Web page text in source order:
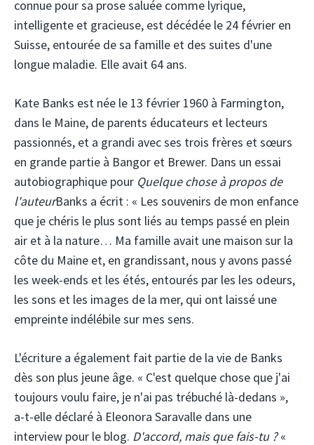
connue pour sa prose saluée comme lyrique,
intelligente et gracieuse, est décédée le 24 février en
Suisse, entourée de sa famille et des suites d'une
longue maladie. Elle avait 64 ans.
Kate Banks est née le 13 février 1960 à Farmington,
dans le Maine, de parents éducateurs et lecteurs
passionnés, et a grandi avec ses trois frères et sœurs
en grande partie à Bangor et Brewer. Dans un essai
autobiographique pour Quelque chose à propos de
l'auteurBanks a écrit : « Les souvenirs de mon enfance
que je chéris le plus sont liés au temps passé en plein
air et à la nature… Ma famille avait une maison sur la
côte du Maine et, en grandissant, nous y avons passé
les week-ends et les étés, entourés par les les odeurs,
les sons et les images de la mer, qui ont laissé une
empreinte indélébile sur mes sens.
L'écriture a également fait partie de la vie de Banks
dès son plus jeune âge. « C'est quelque chose que j'ai
toujours voulu faire, je n'ai pas trébuché là-dedans »,
a-t-elle déclaré à Eleonora Saravalle dans une
interview pour le blog. D'accord, mais que fais-tu ?«